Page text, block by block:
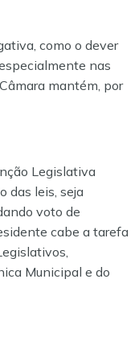
como o dever
nas
mantém, por
Legislativa
das leis, seja
voto de
cabe a tarefa
Municipal e do